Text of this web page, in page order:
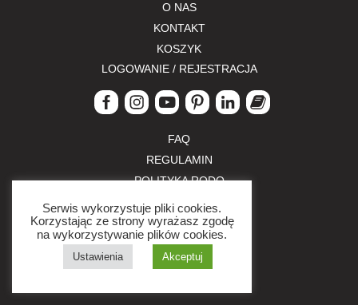
FAQ
REGULAMIN
POLITYKA RODO
POLITYKA PRYWATNOŚCI
ZWROTY I REKLAMACJE
FORMY PŁATNOŚCI
O NAS
KONTAKT
KOSZYK
LOGOWANIE / REJESTRACJA
Serwis wykorzystuje pliki cookies.
Korzystając ze strony wyrażasz zgodę
na wykorzystywanie plików cookies.
Ustawienia Akceptuj